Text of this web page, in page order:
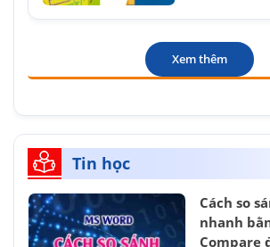
Xem thêm
Tin học
Cách so
nhanh
Compare